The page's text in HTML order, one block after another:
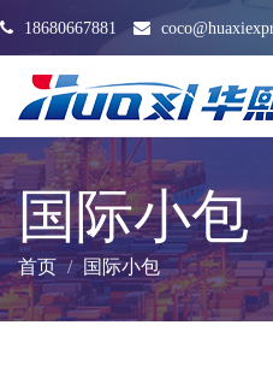
18680667881
国际小包
首页 国际小包